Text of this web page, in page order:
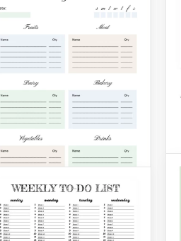
Modelo de Lista de
Tarefas para Casa
para Impressão